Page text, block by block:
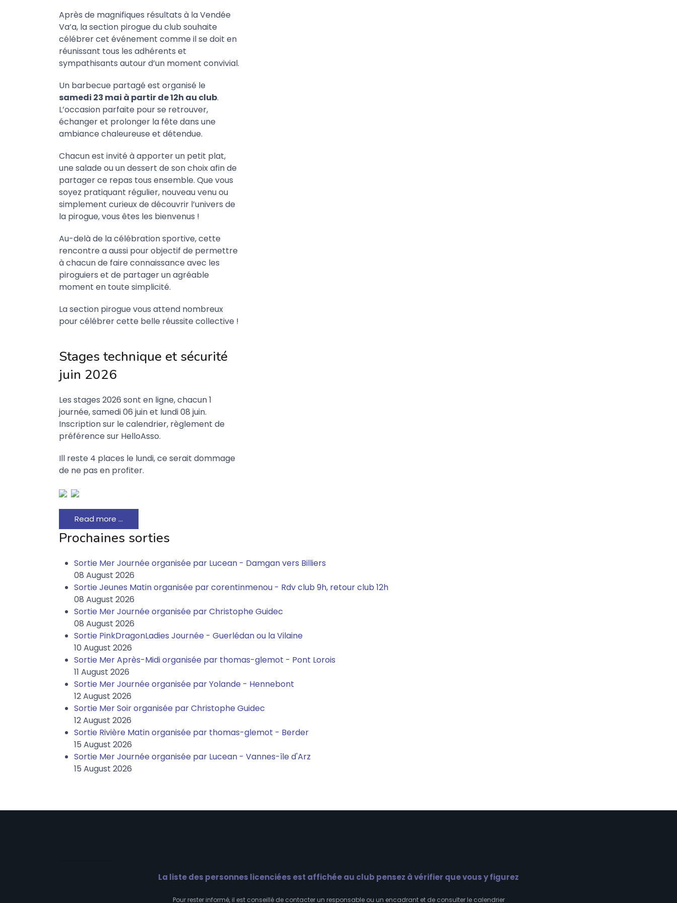
Après de magnifiques résultats à la Vendée
Va’a, la section pirogue du club souhaite
célébrer cet événement comme il se doit en
réunissant tous les adhérents et
sympathisants autour d’un moment convivial.
Un barbecue partagé est organisé le
samedi 23 mai à partir de 12h au club.
L’occasion parfaite pour se retrouver,
échanger et prolonger la fête dans une
ambiance chaleureuse et détendue.
Chacun est invité à apporter un petit plat,
une salade ou un dessert de son choix afin de
partager ce repas tous ensemble. Que vous
soyez pratiquant régulier, nouveau venu ou
simplement curieux de découvrir l’univers de
la pirogue, vous êtes les bienvenus !
Au-delà de la célébration sportive, cette
rencontre a aussi pour objectif de permettre
à chacun de faire connaissance avec les
piroguiers et de partager un agréable
moment en toute simplicité.
La section pirogue vous attend nombreux
pour célébrer cette belle réussite collective !
Stages technique et sécurité
juin 2026
Les stages 2026 sont en ligne, chacun 1
journée, samedi 06 juin et lundi 08 juin.
Inscription sur le calendrier, règlement de
préférence sur HelloAsso.
Ill reste 4 places le lundi, ce serait dommage
de ne pas en profiter.
Read more …
Prochaines sorties
Sortie Mer Journée organisée par Lucean - Damgan vers Billiers
08 August 2026
Sortie Jeunes Matin organisée par corentinmenou - Rdv club 9h, retour club 12h
08 August 2026
Sortie Mer Journée organisée par Christophe Guidec
08 August 2026
Sortie PinkDragonLadies Journée - Guerlédan ou la Vilaine
10 August 2026
Sortie Mer Après-Midi organisée par thomas-glemot - Pont Lorois
11 August 2026
Sortie Mer Journée organisée par Yolande - Hennebont
12 August 2026
Sortie Mer Soir organisée par Christophe Guidec
12 August 2026
Sortie Rivière Matin organisée par thomas-glemot - Berder
15 August 2026
Sortie Mer Journée organisée par Lucean - Vannes-île d'Arz
15 August 2026
La liste des personnes licenciées est affichée au club pensez à vérifier que vous y figurez
Pour rester informé, il est conseillé de contacter un responsable ou un encadrant et de consulter le calendrier